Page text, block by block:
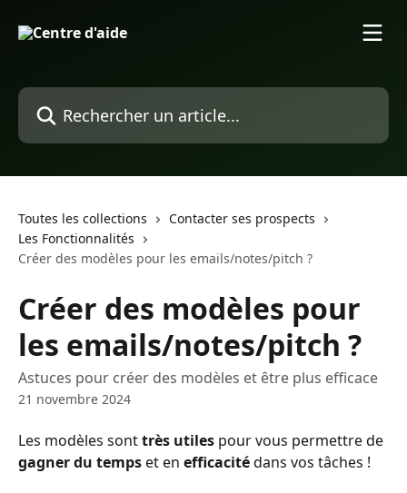
Rechercher un article...
Toutes les collections
Contacter ses prospects
Les Fonctionnalités
Créer des modèles pour les emails/notes/pitch ?
Créer des modèles pour
les emails/notes/pitch ?
Astuces pour créer des modèles et être plus efficace
21 novembre 2024
Les modèles sont très utiles pour vous permettre de
gagner du temps et en efficacité dans vos tâches !